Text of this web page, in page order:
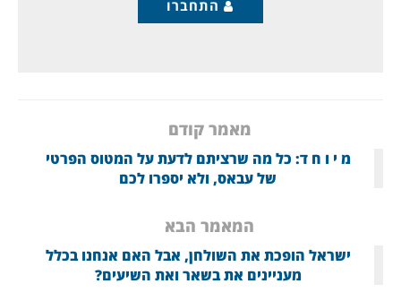
התחברו
מאמר קודם
מ י ו ח ד: כל מה שרציתם לדעת על המטוס הפרטי
של עבאס, ולא יספרו לכם
המאמר הבא
ישראל הופכת את השולחן, אבל האם אנחנו בכלל
מעניינים את בשאר ואת השיעים?